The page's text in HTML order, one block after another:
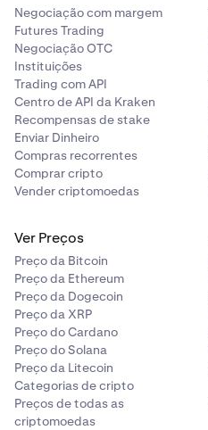
Negociação com margem
Futures Trading
Negociação OTC
Instituições
Trading com API
Centro de API da Kraken
Recompensas de stake
Enviar Dinheiro
Compras recorrentes
Comprar cripto
Vender criptomoedas
Ver Preços
Preço da Bitcoin
Preço da Ethereum
Preço da Dogecoin
Preço da XRP
Preço do Cardano
Preço do Solana
Preço da Litecoin
Categorias de cripto
Preços de todas as
criptomoedas